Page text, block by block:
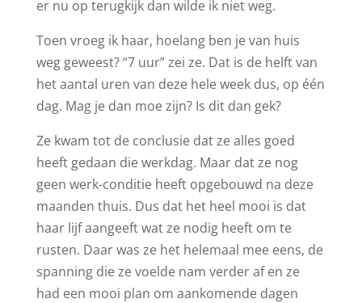
er nu op terugkijk dan wilde ik niet weg.
Toen vroeg ik haar, hoelang ben je van huis
weg geweest? “7 uur” zei ze. Dat is de helft van
het aantal uren van deze hele week dus, op één
dag. Mag je dan moe zijn? Is dit dan gek?
Ze kwam tot de conclusie dat ze alles goed
heeft gedaan die werkdag. Maar dat ze nog
geen werk-conditie heeft opgebouwd na deze
maanden thuis. Dus dat het heel mooi is dat
haar lijf aangeeft wat ze nodig heeft om te
rusten. Daar was ze het helemaal mee eens, de
spanning die ze voelde nam verder af en ze
had een mooi plan om aankomende dagen